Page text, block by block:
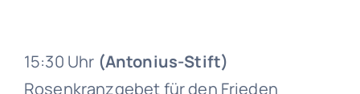
15:30 Uhr (Antonius-Stift)
Rosenkranzgebet für den Frieden